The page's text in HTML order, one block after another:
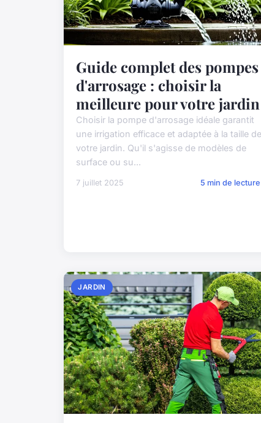
Guide complet des pompes
d'arrosage : choisir la
meilleure pour votre jardin
Choisir la pompe d'arrosage idéale garantit
une irrigation efficace et adaptée à la taille de
votre jardin. Qu'il s'agisse de modèles de
surface ou su...
7 juillet 2025 5 min de
JARDIN